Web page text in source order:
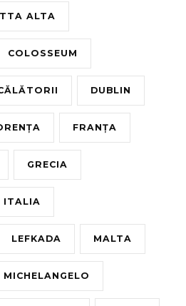
ALTA
COLOSSEUM
DUBLIN
FRANȚA
GRECIA
ITALIA
LEFKADA MALTA
MICHELANGELO